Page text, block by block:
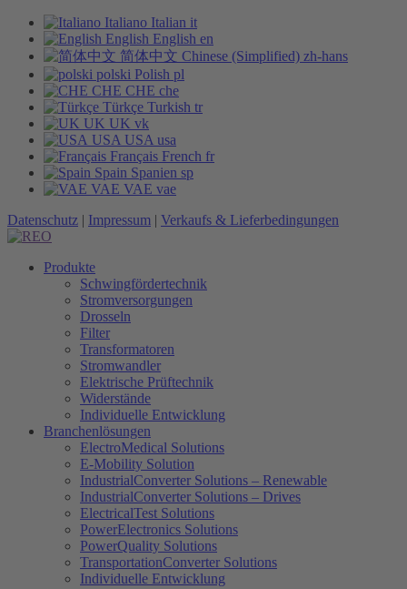
Italiano Italian it
English English en
简体中文 Chinese (Simplified) zh-hans
polski Polish pl
CHE CHE che
Türkçe Turkish tr
UK UK vk
USA USA usa
Français French fr
Spain Spanien sp
VAE VAE vae
Datenschutz | Impressum | Verkaufs & Lieferbedingungen
Produkte
Schwingfördertechnik
Stromversorgungen
Drosseln
Filter
Transformatoren
Stromwandler
Elektrische Prüftechnik
Widerstände
Individuelle Entwicklung
Branchenlösungen
ElectroMedical Solutions
E-Mobility Solution
IndustrialConverter Solutions – Renewable
IndustrialConverter Solutions – Drives
ElectricalTest Solutions
PowerElectronics Solutions
PowerQuality Solutions
TransportationConverter Solutions
Individuelle Entwicklung